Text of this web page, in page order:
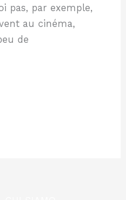
pas, par exemple,
au cinéma,
de